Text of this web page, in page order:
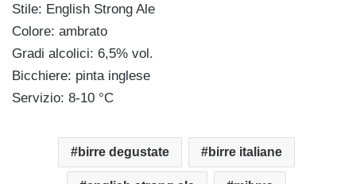
Stile: English Strong Ale
Colore: ambrato
Gradi alcolici: 6,5% vol.
Bicchiere: pinta inglese
Servizio: 8-10 °C
birre degustate birre italiane